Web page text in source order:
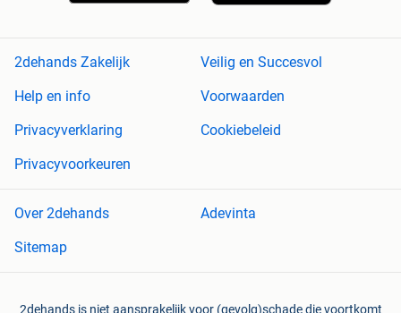
2dehands Zakelijk
Veilig en Succesvol
Help en info
Voorwaarden
Privacyverklaring
Cookiebeleid
Privacyvoorkeuren
Over 2dehands
Adevinta
Sitemap
2dehands is niet aansprakelijk voor (gevolg)schade die voortkomt